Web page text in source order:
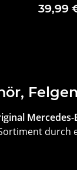
39,99
durch